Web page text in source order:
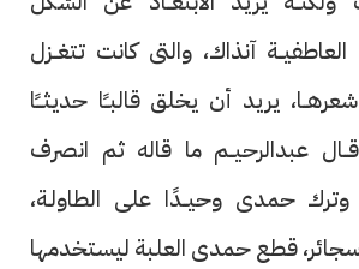
آنذاك، والتى كانت تتغــزل
يريد أن يخلق قالبــًا حديثـــًا
عبدالرحيــم ما قاله ثم انصرف
وترك حمدى وحيــدًا على الطاولـة،
قطع حمدى العلبة ليستخدمها